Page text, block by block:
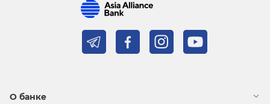
О банке